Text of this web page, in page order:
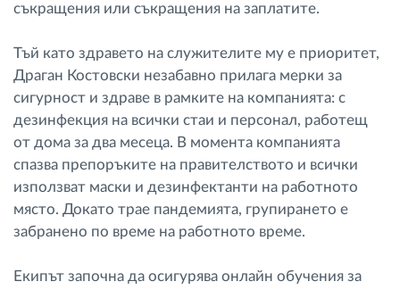
съкращения или съкращения на заплатите.
Тъй като здравето на служителите му е приоритет,
Драган Костовски незабавно прилага мерки за
сигурност и здраве в рамките на компанията: с
дезинфекция на всички стаи и персонал, работещ
от дома за два месеца. В момента компанията
спазва препоръките на правителството и всички
използват маски и дезинфектанти на работното
място. Докато трае пандемията, групирането е
забранено по време на работното време.
Екипът започна да осигурява онлайн обучения за